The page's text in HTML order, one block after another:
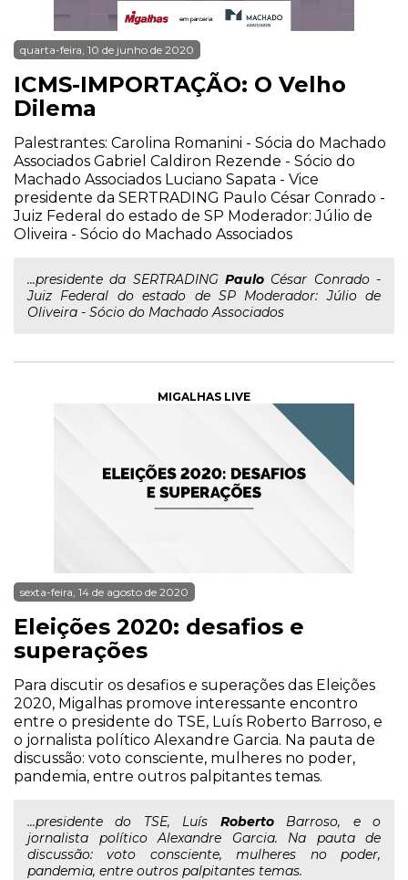
quarta-feira, 10 de junho de 2020
ICMS-IMPORTAÇÃO: O Velho
Dilema
Palestrantes: Carolina Romanini - Sócia do Machado
Associados Gabriel Caldiron Rezende - Sócio do
Machado Associados Luciano Sapata - Vice
presidente da SERTRADING Paulo César Conrado -
Juiz Federal do estado de SP Moderador: Júlio de
Oliveira - Sócio do Machado Associados
...presidente da SERTRADING Paulo César Conrado -
Juiz Federal do estado de SP Moderador: Júlio de
Oliveira - Sócio do Machado Associados
MIGALHAS LIVE
sexta-feira, 14 de agosto de 2020
Eleições 2020: desafios e
superações
Para discutir os desafios e superações das Eleições
2020, Migalhas promove interessante encontro
entre o presidente do TSE, Luís Roberto Barroso, e
o jornalista político Alexandre Garcia. Na pauta de
discussão: voto consciente, mulheres no poder,
pandemia, entre outros palpitantes temas.
...presidente do TSE, Luís RobertoBarroso, e o
jornalista político Alexandre Garcia. Na pauta de
discussão: voto consciente, mulheres no poder,
pandemia, entre outros palpitantes temas.